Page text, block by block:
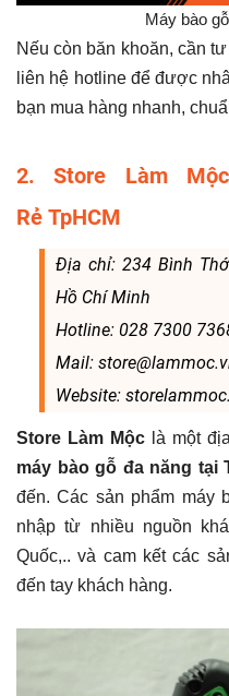
Máy bào
Nếu còn băn khoăn, cần
liên hệ hotline để được
bạn mua hàng nhanh,
2. Store Làm
Rẻ TpHCM
Địa chỉ: 234 Bình
Hồ Chí Minh
Hotline: 028 7300
Mail:
Website:
Store Làm Mộc là một
máy bào gỗ đa năng tại
đến. Các sản phẩm máy
nhập từ nhiều nguồn
Quốc,.. và cam kết các
đến tay khách hàng.